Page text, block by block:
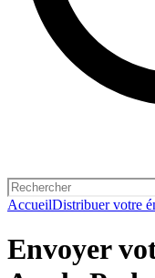
AccueilDistribuer votre
Envoyer